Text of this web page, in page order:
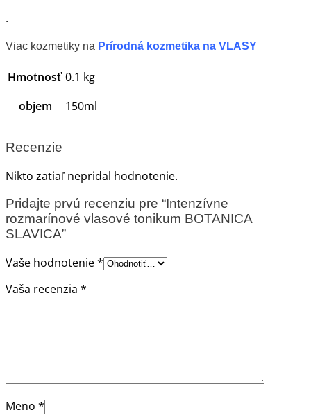
.
Viac kozmetiky na Prírodná kozmetika na VLASY
Hmotnosť0.1 kg
objem
150ml
Recenzie
Nikto zatiaľ nepridal hodnotenie.
Pridajte prvú recenziu pre “Intenzívne
rozmarínové vlasové tonikum BOTANICA
SLAVICA”
Vaše hodnotenie*
Vaša recenzia *
Meno *